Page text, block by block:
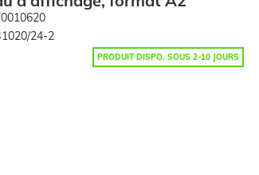
24-2
PRODUIT DISPO. SOUS 2-10 JOURS